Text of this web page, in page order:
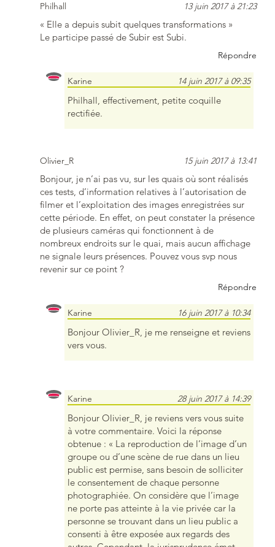
Philhall 13 juin 2017 à 21:23
« Elle a depuis subit quelques transformations »
Le participe passé de Subir est Subi.
Répondre
Karine 14 juin 2017 à 09:35
Philhall, effectivement, petite coquille
rectifiée.
Olivier_R 15 juin 2017 à 13:41
Bonjour, je n’ai pas vu, sur les quais où sont réalisés
ces tests, d’information relatives à l’autorisation de
filmer et l’exploitation des images enregistrées sur
cette période. En effet, on peut constater la présence
de plusieurs caméras qui fonctionnent à de
nombreux endroits sur le quai, mais aucun affichage
ne signale leurs présences. Pouvez vous svp nous
revenir sur ce point ?
Répondre
Karine 16 juin 2017 à 10:34
Bonjour Olivier_R, je me renseigne et reviens
vers vous.
Karine 28 juin 2017 à 14:39
Bonjour Olivier_R, je reviens vers vous suite
à votre commentaire. Voici la réponse
obtenue : « La reproduction de l’image d’un
groupe ou d’une scène de rue dans un lieu
public est permise, sans besoin de solliciter
le consentement de chaque personne
photographiée. On considère que l’image
ne porte pas atteinte à la vie privée car la
personne se trouvant dans un lieu public a
consenti à être exposée aux regards des